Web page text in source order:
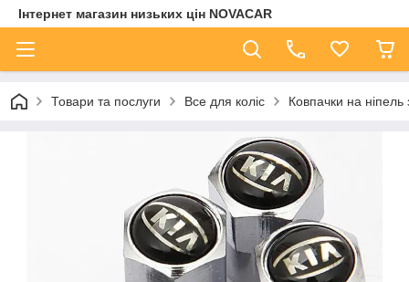
Інтернет магазин низьких цін NOVACAR
Товари та послуги Все для коліс Ковпачки на